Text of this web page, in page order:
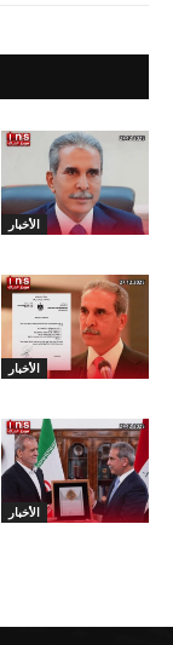
الأخبار
الأخبار
الأخبار